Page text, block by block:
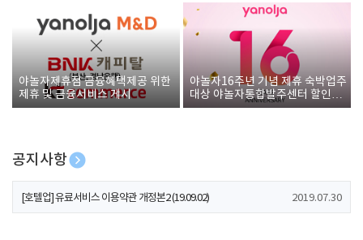
야놀자제휴점 금융혜택제공 위한
제휴 및 금융서비스 게시
야놀자16주년 기념 제휴 숙박업주
대상 야놀자통합발주센터 할인쿠
폰 증정
공지사항
[호텔업] 개인정보 처리방침 개정본1 (19.09.02)
[호텔업] 유료서비스 이용약관 개정본2 (19.09.02) 2019.07.30